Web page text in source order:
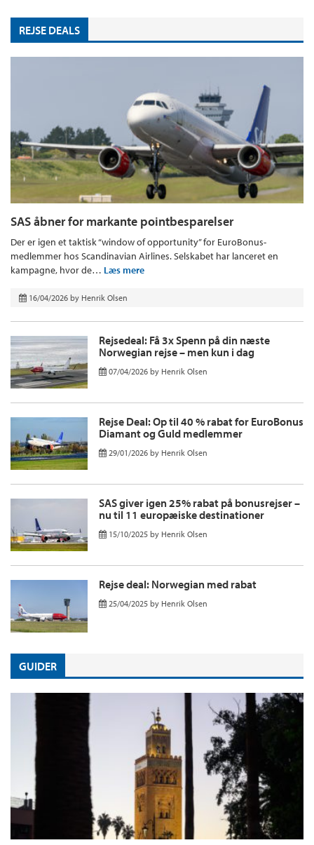
REJSE DEALS
SAS åbner for markante pointbesparelser
Der er igen et taktisk “window of opportunity” for EuroBonus-
medlemmer hos Scandinavian Airlines. Selskabet har lanceret en
kampagne, hvor de… Læs mere
16/04/2026 by Henrik Olsen
Rejsedeal: Få 3x Spenn på din næste
Norwegian rejse – men kun i dag
07/04/2026 by Henrik Olsen
Rejse Deal: Op til 40 % rabat for EuroBonus
Diamant og Guld medlemmer
29/01/2026 by Henrik Olsen
SAS giver igen 25% rabat på bonusrejser –
nu til 11 europæiske destinationer
15/10/2025 by Henrik Olsen
Rejse deal: Norwegian med rabat
25/04/2025 by Henrik Olsen
GUIDER